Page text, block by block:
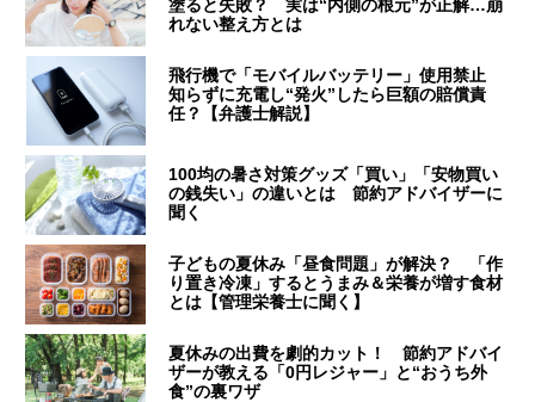
塗ると失敗？ 実は“内側の根元”が正解…崩
れない整え方とは
飛行機で「モバイルバッテリー」使用禁止
知らずに充電し“発火”したら巨額の賠償責
任？【弁護士解説】
100均の暑さ対策グッズ「買い」「安物買い
の銭失い」の違いとは 節約アドバイザーに
聞く
子どもの夏休み「昼食問題」が解決？ 「作
り置き冷凍」するとうまみ＆栄養が増す食材
とは【管理栄養士に聞く】
夏休みの出費を劇的カット！ 節約アドバイ
ザーが教える「0円レジャー」と“おうち外
食”の裏ワザ